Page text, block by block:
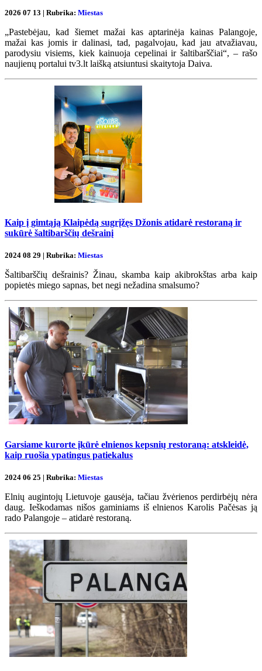
2026 07 13 | Rubrika: Miestas
„Pastebėjau, kad šiemet mažai kas aptarinėja kainas Palangoje,
mažai kas jomis ir dalinasi, tad, pagalvojau, kad jau atvažiavau,
parodysiu visiems, kiek kainuoja cepelinai ir šaltibarščiai“, – rašo
naujienų portalui tv3.lt laišką atsiuntusi skaitytoja Daiva.
Kaip į gimtąją Klaipėdą sugrįžęs Džonis atidarė restoraną ir
sukūrė šaltibarščių dešrainį
2024 08 29 | Rubrika: Miestas
Šaltibarščių dešrainis? Žinau, skamba kaip akibrokštas arba kaip
popietės miego sapnas, bet negi nežadina smalsumo?
Garsiame kurorte įkūrė elnienos kepsnių restoraną: atskleidė,
kaip ruošia ypatingus patiekalus
2024 06 25 | Rubrika: Miestas
Elnių augintojų Lietuvoje gausėja, tačiau žvėrienos perdirbėjų nėra
daug. Ieškodamas nišos gaminiams iš elnienos Karolis Pačėsas ją
rado Palangoje – atidarė restoraną.